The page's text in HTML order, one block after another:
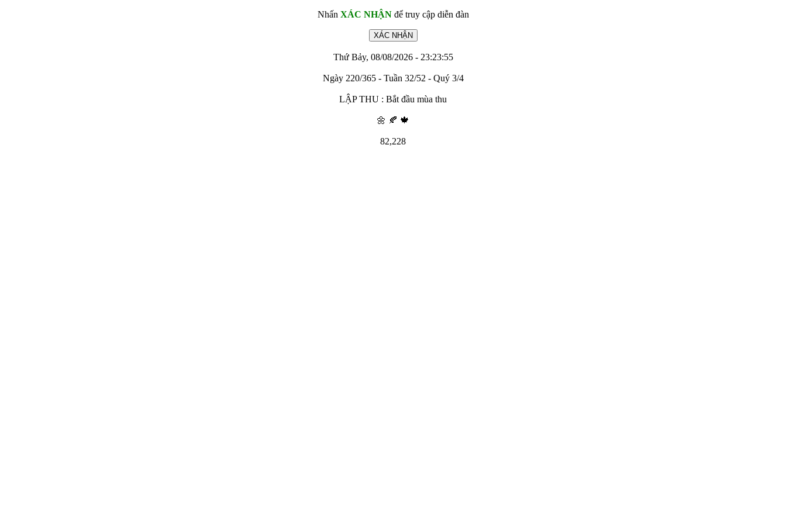
Nhấn XÁC NHẬNđể truy cập diễn đàn
Thứ Bảy, 08/08/2026 - 23:23:55
Ngày 220/365 - Tuần 32/52 - Quý 3/4
LẬP THU : Bắt đầu mùa thu
🌼 🍂 🍁
82,228